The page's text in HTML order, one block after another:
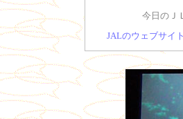
今日のＪ
JALのウェブサイ